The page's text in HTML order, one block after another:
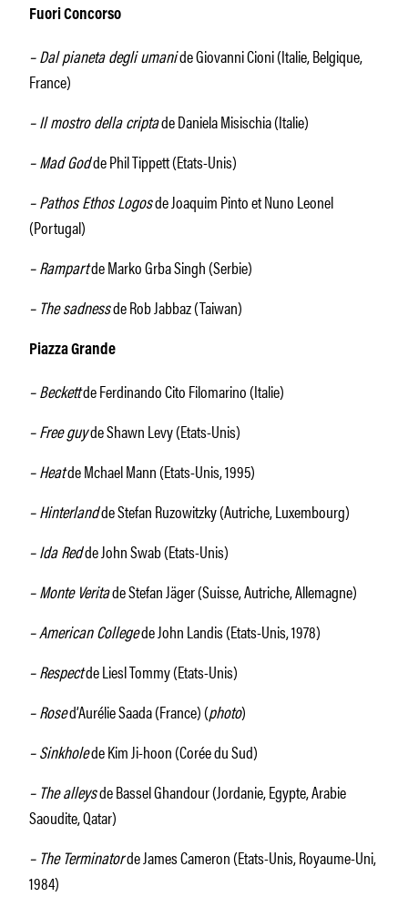
Fuori Concorso
– Dal pianeta degli umanide Giovanni Cioni (Italie, Belgique,
France)
– Il mostro della criptade Daniela Misischia (Italie)
– Mad Godde Phil Tippett (Etats-Unis)
– Pathos Ethos Logosde Joaquim Pinto et Nuno Leonel
(Portugal)
– Rampartde Marko Grba Singh (Serbie)
– The sadnessde Rob Jabbaz (Taiwan)
Piazza Grande
– Beckettde Ferdinando Cito Filomarino (Italie)
– Free guyde Shawn Levy (Etats-Unis)
– Heatde Mchael Mann (Etats-Unis, 1995)
– Hinterlandde Stefan Ruzowitzky (Autriche, Luxembourg)
– Ida Redde John Swab (Etats-Unis)
– Monte Veritade Stefan Jäger (Suisse, Autriche, Allemagne)
– American Collegede John Landis (Etats-Unis, 1978)
– Respectde Liesl Tommy (Etats-Unis)
– Rosed’Aurélie Saada (France) (photo)
– Sinkholede Kim Ji-hoon (Corée du Sud)
– The alleysde Bassel Ghandour (Jordanie, Egypte, Arabie
Saoudite, Qatar)
– The Terminatorde James Cameron (Etats-Unis, Royaume-Uni,
1984)